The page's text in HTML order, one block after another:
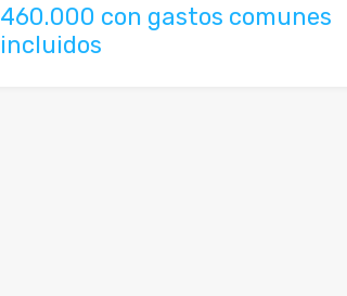
460.000 con gastos comunes
incluidos